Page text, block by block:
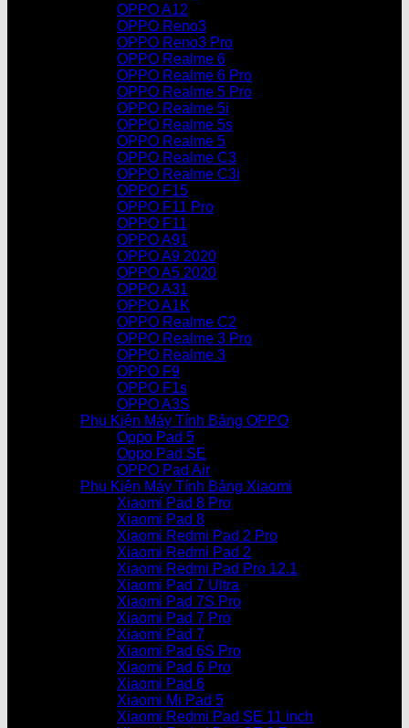
OPPO A12
OPPO Reno3
OPPO Reno3 Pro
OPPO Realme 6
OPPO Realme 6 Pro
OPPO Realme 5 Pro
OPPO Realme 5i
OPPO Realme 5s
OPPO Realme 5
OPPO Realme C3
OPPO Realme C3i
OPPO F15
OPPO F11 Pro
OPPO F11
OPPO A91
OPPO A9 2020
OPPO A5 2020
OPPO A31
OPPO A1K
OPPO Realme C2
OPPO Realme 3 Pro
OPPO Realme 3
OPPO F9
OPPO F1s
OPPO A3S
Phụ Kiện Máy Tính Bảng OPPO
Oppo Pad 5
Oppo Pad SE
OPPO Pad Air
Phụ Kiện Máy Tính Bảng Xiaomi
Xiaomi Pad 8 Pro
Xiaomi Pad 8
Xiaomi Redmi Pad 2 Pro
Xiaomi Redmi Pad 2
Xiaomi Redmi Pad Pro 12.1
Xiaomi Pad 7 Ultra
Xiaomi Pad 7S Pro
Xiaomi Pad 7 Pro
Xiaomi Pad 7
Xiaomi Pad 6S Pro
Xiaomi Pad 6 Pro
Xiaomi Pad 6
Xiaomi Mi Pad 5
Xiaomi Redmi Pad SE 11 inch